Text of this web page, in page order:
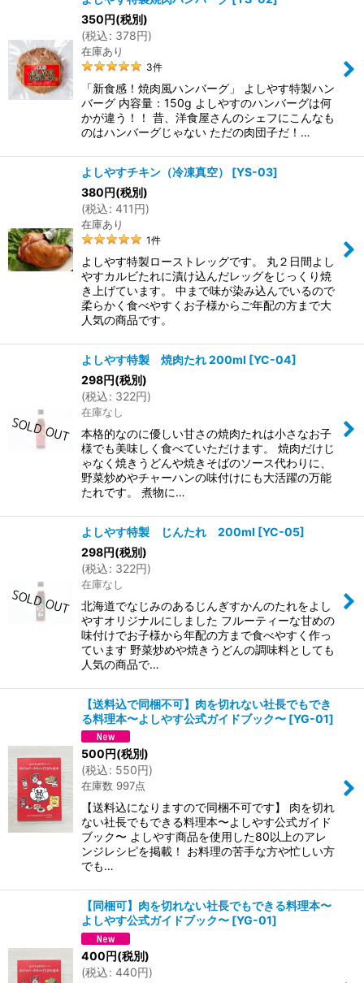
350円(税別)
(税込: 378円)
在庫あり
3件
「新食感！焼肉風ハンバーグ」 よしやす特製ハン
バーグ 内容量：150g よしやすのハンバーグは何
かが違う！！ 昔、洋食屋さんのシェフにこんなも
のはハンバーグじゃない ただの肉団子だ！…
よしやすチキン（冷凍真空） [YS-03]
380円(税別)
(税込: 411円)
在庫あり
1件
よしやす特製ローストレッグです。 丸２日間よし
やすカルビたれに漬け込んだレッグをじっくり焼
き上げています。 中まで味が染み込んでいるので
柔らかく食べやすくお子様からご年配の方まで大
人気の商品です。
よしやす特製 焼肉たれ 200ml [YC-04]
298円(税別)
(税込: 322円)
在庫なし
本格的なのに優しい甘さの焼肉たれは小さなお子
様でも美味しく食べていただけます。 焼肉だけじ
ゃなく焼きうどんや焼きそばのソース代わりに、
野菜炒めやチャーハンの味付けにも大活躍の万能
たれです。 煮物に…
よしやす特製 じんたれ 200ml [YC-05]
298円(税別)
(税込: 322円)
在庫なし
北海道でなじみのあるじんぎすかんのたれをよし
やすオリジナルにしました フルーティーな甘めの
味付けでお子様から年配の方まで食べやすく作っ
ています 野菜炒めや焼きうどんの調味料としても
人気の商品で…
【送料込で同梱不可】肉を切れない社長でもでき
る料理本〜よしやす公式ガイドブック〜 [YG-01]
500円(税別)
(税込: 550円)
在庫数 997点
【送料込になりますので同梱不可です】 肉を切れ
ない社長でもできる料理本〜よしやす公式ガイド
ブック〜 よしやす商品を使用した80以上のアレ
ンジレシピを掲載！ お料理の苦手な方や忙しい方
でも…
【同梱可】肉を切れない社長でもできる料理本〜
よしやす公式ガイドブック〜 [YG-01]
400円(税別)
(税込: 440円)